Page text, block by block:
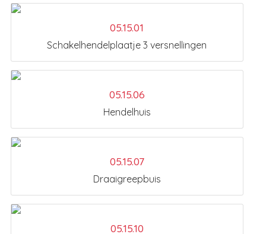
05.15.01
Schakelhendelplaatje 3 versnellingen
05.15.06
Hendelhuis
05.15.07
Draaigreepbuis
05.15.10